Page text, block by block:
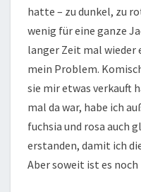
hatte – zu dunkel, zu
wenig für eine ganze
langer Zeit mal wieder
mein Problem.
sie mir etwas verkauft
mal da war, habe ich
fuchsia und rosa auch
erstanden, damit ich
Aber soweit ist es